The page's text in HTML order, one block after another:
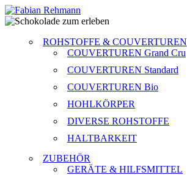
ROHSTOFFE & COUVERTUREN
COUVERTUREN Grand Cru
COUVERTUREN Standard
COUVERTUREN Bio
HOHLKÖRPER
DIVERSE ROHSTOFFE
HALTBARKEIT
ZUBEHÖR
GERÄTE & HILFSMITTEL